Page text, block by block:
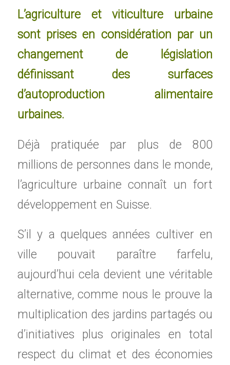
L’agriculture et viticulture urbaine
sont prises en considération par un
changement de législation
définissant des surfaces
d’autoproduction alimentaire
urbaines.
Déjà pratiquée par plus de 800
millions de personnes dans le monde,
l’agriculture urbaine connaît un fort
développement en Suisse.
S’il y a quelques années cultiver en
ville pouvait paraître farfelu,
aujourd’hui cela devient une véritable
alternative, comme nous le prouve la
multiplication des jardins partagés ou
d’initiatives plus originales en total
respect du climat et des économies